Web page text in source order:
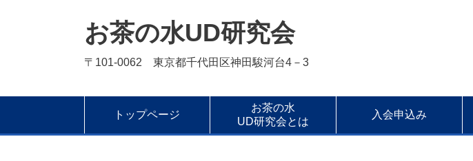
お茶の水UD研究会
〒101-0062 東京都千代田区神田駿河台4－3
トップページ
お茶の水
UD研究会とは
入会申込み